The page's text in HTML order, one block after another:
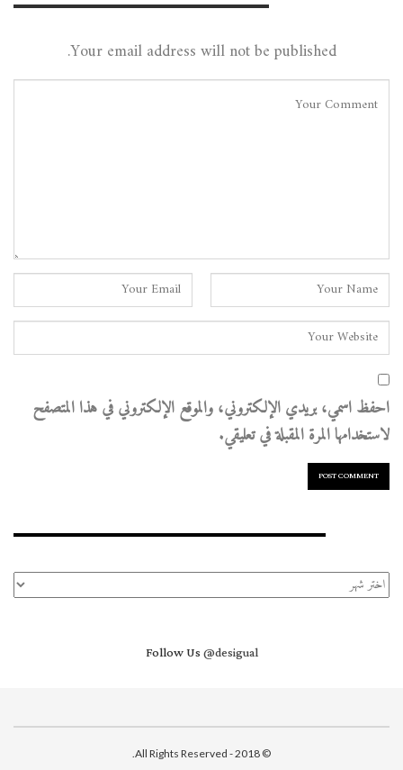
Your email address will not be published.
احفظ اسمي، بريدي الإلكتروني، والموقع الإلكتروني في هذا المتصفح
لاستخدامها المرة المقبلة في تعليقي.
الأرشيف
Follow Us@desigual
© 2018 - All Rights Reserved.